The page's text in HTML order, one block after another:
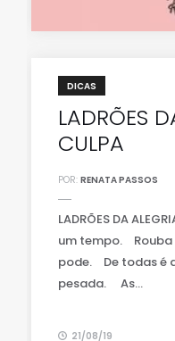
DICAS
LADRÕES
CULPA
POR: RENATA PASSOS
LADRÕES DA
um tempo.⠀
pode.⠀ De todas é
pesada. ⠀ As...
21/08/19